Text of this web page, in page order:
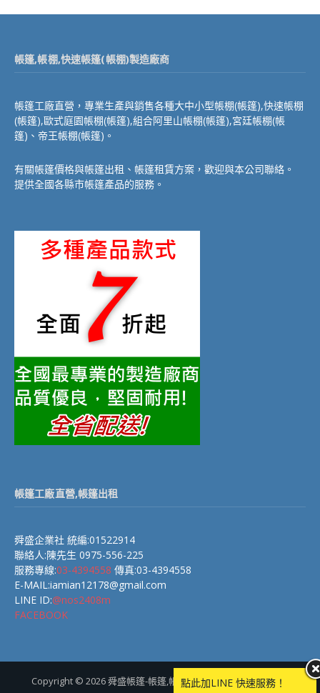
帳篷,帳棚,快速帳篷(帳棚)製造廠商
帳篷工廠直營，專業生產與銷售各種大中小型帳棚(帳篷),快速帳棚
(帳篷),歐式庭園帳棚(帳篷),組合阿里山帳棚(帳篷),宮廷帳棚(帳
篷)、帝王帳棚(帳篷)。
有關帳篷價格與帳篷出租、帳篷租賃方案，歡迎與本公司聯絡。
提供全國各縣市帳篷產品的服務。
帳篷工廠直營,帳篷出租
舜盛企業社 統編:01522914
聯絡人:陳先生 0975-556-225
服務專線:03-4394558 傳真:03-4394558
E-MAIL:iamian12178@gmail.com
LINE ID:@nos2408m
FACEBOOK
Copyright © 2026 舜盛帳篷-帳篷,帳棚,快速帳篷(帳棚)製造廠商.
點此加LINE 快速服務！